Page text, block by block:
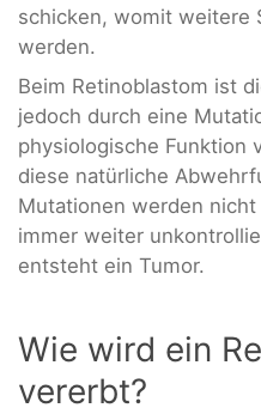
schicken, womit weitere
werden.
Beim Retinoblastom ist
jedoch durch eine
physiologische Funktion
diese natürliche
Mutationen werden
immer weiter
entsteht ein Tumor.
Wie wird ein
vererbt?